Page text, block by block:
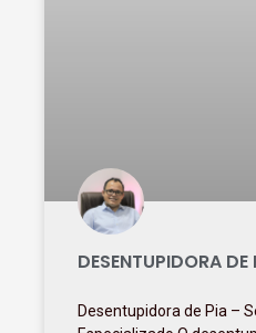
DESENTUPIDORA DE
Desentupidora de Pia –